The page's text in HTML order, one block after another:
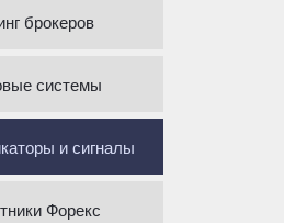
брокеров
системы
и сигналы
Форекс